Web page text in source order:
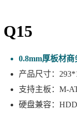
Q15
0.8mm厚板材
产品尺寸：
支持主板：M-
硬盘兼容：